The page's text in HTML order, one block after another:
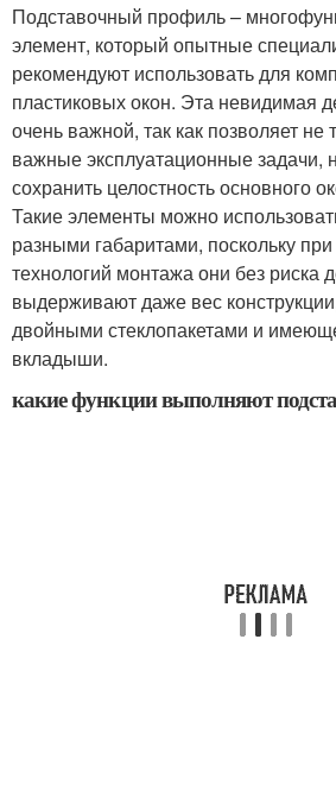
Подставочный профиль –
элемент, который опытные
рекомендуют использовать для
пластиковых окон. Эта невидимая
очень важной, так как позволяет не
важные эксплуатационные задачи,
сохранить целостность основного
Такие элементы можно
разными габаритами, поскольку
технологий монтажа они без риска
выдерживают даже вес
двойными стеклопакетами и
вкладыши.
какие функции выполняют